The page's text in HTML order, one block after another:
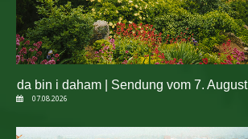
da bin i daham | Sendung vom 7. August
07.08.2026